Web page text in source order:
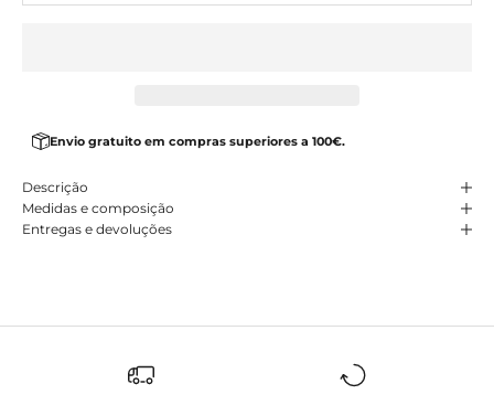
Envio gratuito em compras superiores a 100€.
Descrição
Medidas e composição
Entregas e devoluções